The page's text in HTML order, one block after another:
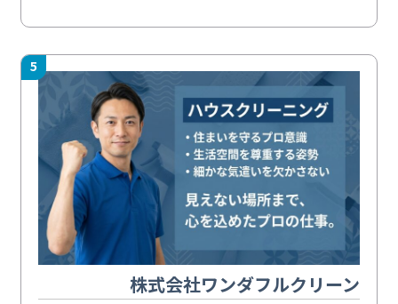
5
株式会社ワンダフルクリーン